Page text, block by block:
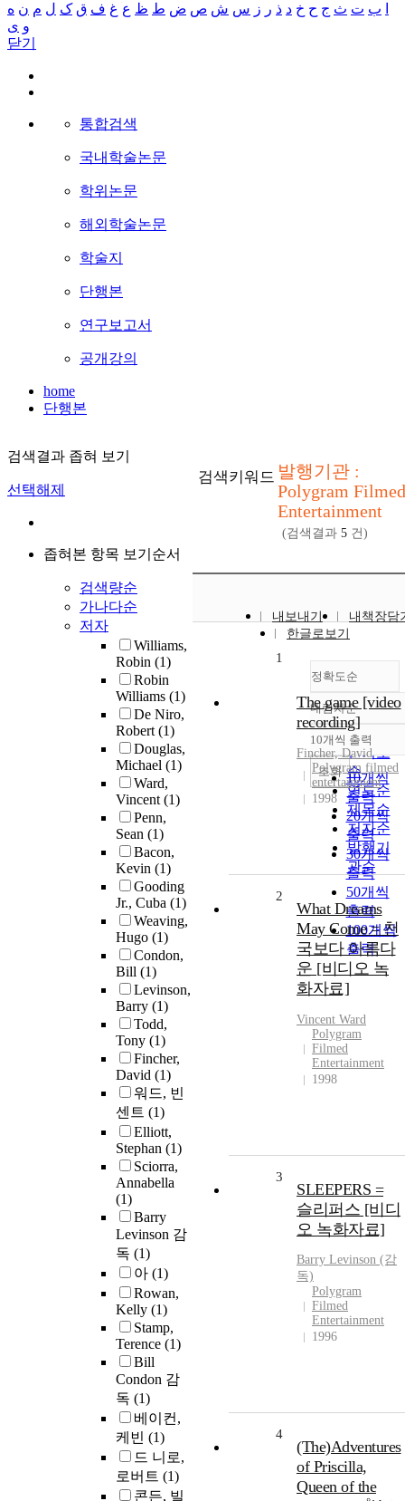
ب ت ث ج ح خ د ذ ر ز س ش ص ض ط ظ ع غ ف ق ک ل م ن ه
و ی
닫기
통합검색
국내학술논문
학위논문
해외학술논문
학술지
단행본
연구보고서
공개강의
home
단행본
검색결과 좁혀 보기
선택해제
좁혀본 항목 보기순서
검색량순
가나다순
저자
Williams,
Robin (1)
Robin
Williams (1)
De Niro,
Robert(1)
Douglas,
Michael (1)
Ward,
Vincent(1)
Penn,
Sean (1)
Bacon,
Kevin (1)
Gooding
Jr., Cuba (1)
Weaving,
Hugo (1)
Condon,
Bill (1)
Levinson,
Barry (1)
Todd,
Tony (1)
Fincher,
David (1)
워드, 빈
센트 (1)
Elliott,
Stephan (1)
Sciorra,
Annabella
(1)
Barry
Levinson 감
독 (1)
아 (1)
Rowan,
Kelly (1)
Stamp,
Terence (1)
Bill
Condon 감
독 (1)
베이컨,
케빈 (1)
드 니로,
로버트 (1)
콘든, 빌
검색키워드 발행기관 :
Polygram Filmed
Entertainment
(검색결과 5 건)
내보내기
내책장담
한글로보기
정확도순
정확도
순
인기도
순
연도순
제목순
저자순
발행기
관순
내림차순
내림차순
10개씩 출력
10개씩
출력
20개씩
출력
30개씩
출력
50개씩
출력
100개씩
출력
조회
1
The game [video
recording]
Fincher, David
Polygram filmed
entertainment
1998
2
What Dreams
May Come = 천
국보다 아름다
운 [비디오 녹
화자료]
Vincent Ward
Polygram
Filmed
Entertainment
1998
3
SLEEPERS =
슬리퍼스 [비디
오 녹화자료]
Barry Levinson (감
독)
Polygram
Filmed
Entertainment
1996
4
(The)Adventures
of Priscilla,
Queen of the